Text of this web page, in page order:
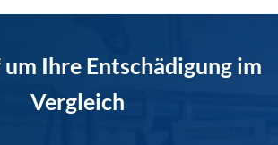
Ihre Entschädigung im
Vergleich